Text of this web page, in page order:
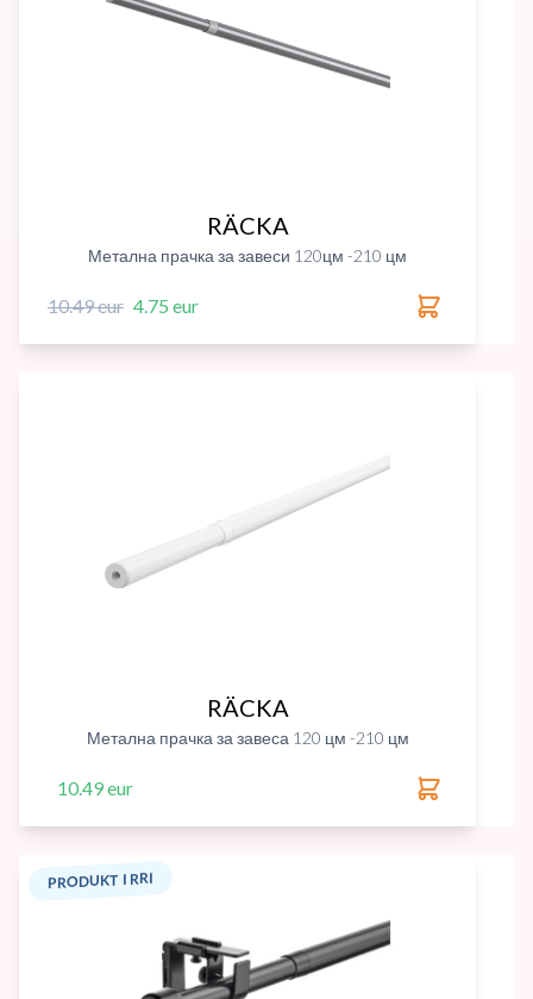
RÄCKA
Метална прачка за завеси 120цм -210 цм
10.49 eur 4.75 eur
RÄCKA
Метална прачка за завеса 120 цм -210 цм
10.49 eur
PRODUKT I RRI